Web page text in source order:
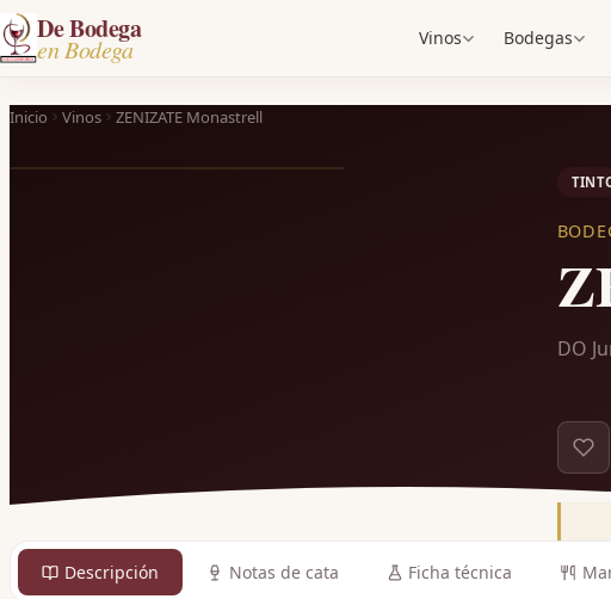
De Bodega
en Bodega Vinos Bodegas
Inicio Vinos ZENIZATE Monastrell
DO
Descripción Notas de cata Ficha técnica